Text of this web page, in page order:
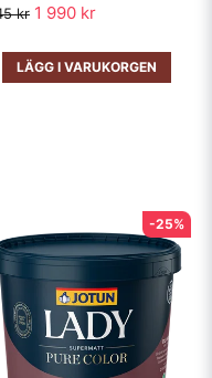
kr 1 990 kr
LÄGG I VARUKORGEN
-25%